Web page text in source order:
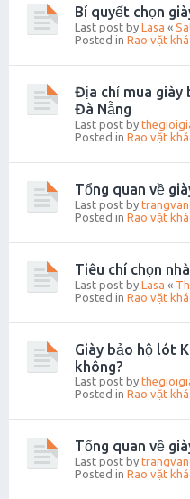
Bí quyết chọn
Last post by Lasa «
Posted in Rao vặt
Địa chỉ mua giày
Đà Nẵng
Last post by
Posted in Rao vặt
Tổng quan về
Last post by
Posted in Rao vặt
Tiêu chí chọn
Last post by Lasa «
Posted in Rao vặt
Giày bảo hộ lót
không?
Last post by
Posted in Rao vặt
Tổng quan về
Last post by
Posted in Rao vặt